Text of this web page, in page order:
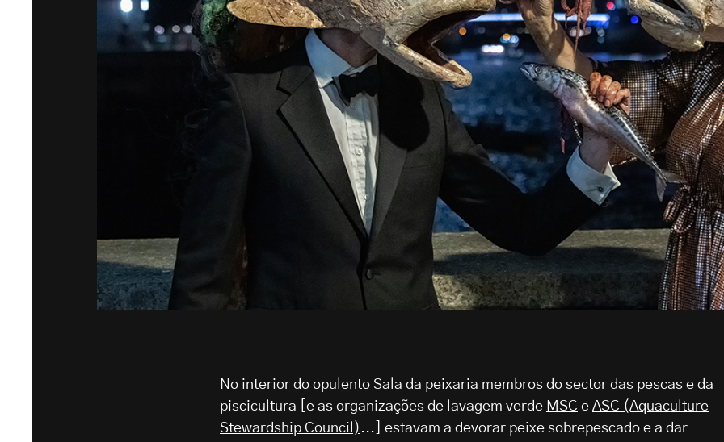
No interior do opulento Sala da peixaria membros do sector das pescas e da
piscicultura [e as organizações de lavagem verde MSC e ASC (Aquaculture
Stewardship Council) ...] estavam a devorar peixe sobrepescado e a dar